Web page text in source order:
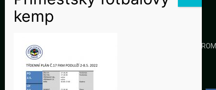
KLUB
GALERIE OCHRANA SOUKROMÍ